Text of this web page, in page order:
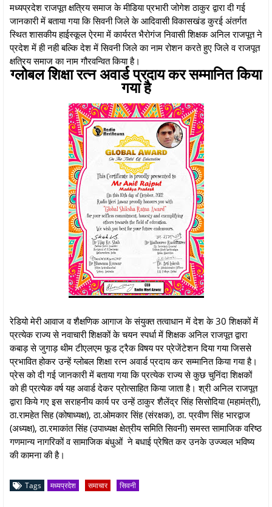
मध्यप्रदेश राजपूत क्षत्रिय समाज के मीडिया प्रभारी जोगेश ठाकुर द्वारा दी गई
जानकारी में बताया गया कि सिवनी जिले के आदिवासी विकासखंड कुरई अंतर्गत
स्थित शासकीय हाईस्कूल ऐरमा में कार्यरत भैरोगंज निवासी शिक्षक अनिल राजपूत ने
प्रदेश में ही नही बल्कि देश में सिवनी जिले का नाम रोशन करते हुए जिले व राजपूत
क्षत्रिय समाज का नाम गौरवन्वित किया है।
ग्लोबल शिक्षा रत्न अवार्ड प्रदाय कर सम्मानित किया
गया है
रेडियो मेरी आवाज व शैक्षणिक आगाज के संयुक्त तत्वाधान में देश के 30 शिक्षकों में
प्रत्येक राज्य से नवाचारी शिक्षकों के चयन स्पर्धा में शिक्षक अनिल राजपूत द्वारा
कबाड़ से जुगाड़ थीम टीएलएम फूड ट्रैक विषय पर प्रेजेंटेशन दिया गया जिससे
प्रभावित होकर उन्हें ग्लोबल शिक्षा रत्न अवार्ड प्रदाय कर सम्मानित किया गया है।
प्रेस को दी गई जानकारी में बताया गया कि प्रत्येक राज्य से कुछ चुनिंदा शिक्षकों
को ही प्रत्येक वर्ष यह अवार्ड देकर प्रोत्साहित किया जाता है। श्री अनिल राजपूत
द्वारा किये गए इस सराहनीय कार्य पर उन्हें ठाकुर शैलेंद्र सिंह सिसोदिया (महामंत्री),
ठा.रामहेत सिह (कोषाध्यक्ष), ठा.ओमकार सिंह (संरक्षक), ठा. प्रवीण सिंह भारद्वाज
(अध्यक्ष), ठा.रमाकांत सिंह (उपाध्यक्ष क्षेत्रीय समिति सिवनी) समस्त सामाजिक वरिष्ठ
गणमान्य नागरिकों व सामाजिक बंधुओं ने बधाई प्रेषित कर उनके उज्ज्वल भविष्य
की कामना की है।
Tags मध्यप्रदेश समाचार सिवनी